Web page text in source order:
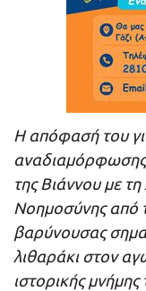
Η απόφασή του
της Βιάννου με
Νοημοσύνηςαπό
βαρύνουσας
λιθαράκι στον
ιστορικής